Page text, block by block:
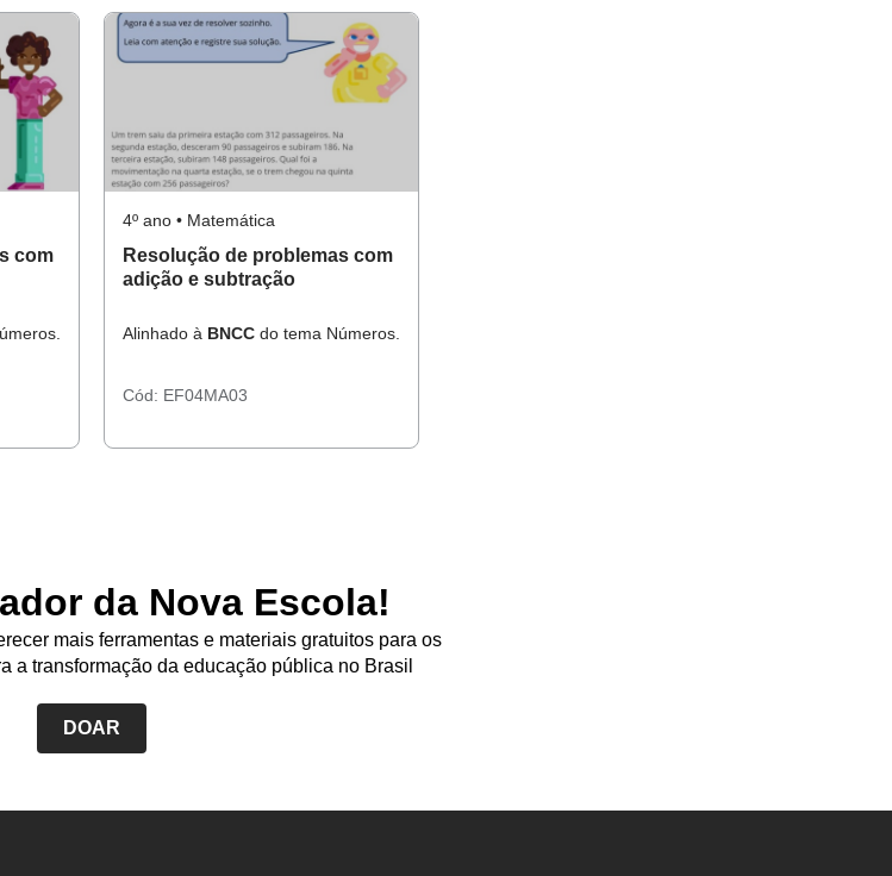
com
4º ano • Matemática
Resolução de problemas com
adição e subtração
Alinhado à BNCC do tema Números.
Cód: EF04MA03
da Nova Escola!
mais ferramentas e materiais gratuitos para os
a transformação da educação pública no Brasil
DOAR